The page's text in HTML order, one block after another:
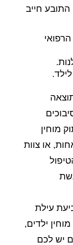
התובע חייב
מוחין
או צוות
עילת
ילדים,
יש לכם